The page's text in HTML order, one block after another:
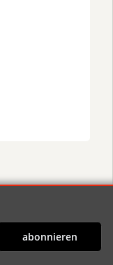
abonnieren